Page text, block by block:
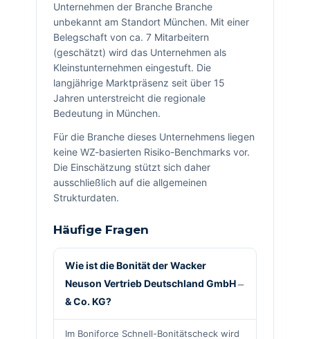
Unternehmen der Branche Branche
unbekannt am Standort München. Mit einer
Belegschaft von ca. 7 Mitarbeitern
(geschätzt) wird das Unternehmen als
Kleinstunternehmen eingestuft. Die
langjährige Marktpräsenz seit über 15
Jahren unterstreicht die regionale
Bedeutung in München.
Für die Branche dieses Unternehmens liegen
keine WZ-basierten Risiko-Benchmarks vor.
Die Einschätzung stützt sich daher
ausschließlich auf die allgemeinen
Strukturdaten.
Häufige Fragen
Wie ist die Bonität der Wacker
Neuson Vertrieb Deutschland GmbH
& Co. KG?
Im Boniforce Schnell-Bonitätscheck wird